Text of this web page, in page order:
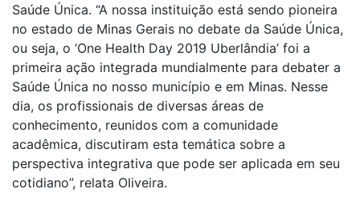
Saúde Única. “A nossa instituição está sendo pioneira
no estado de Minas Gerais no debate da Saúde Única,
ou seja, o ‘One Health Day 2019 Uberlândia’ foi a
primeira ação integrada mundialmente para debater a
Saúde Única no nosso município e em Minas. Nesse
dia, os profissionais de diversas áreas de
conhecimento, reunidos com a comunidade
acadêmica, discutiram esta temática sobre a
perspectiva integrativa que pode ser aplicada em seu
cotidiano”, relata Oliveira.